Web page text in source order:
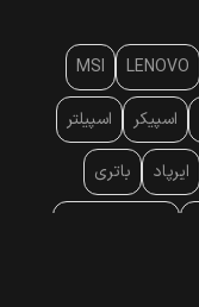
LENOVO
MSI
اسپیکر اسپیلتر
ایرپاد باتری